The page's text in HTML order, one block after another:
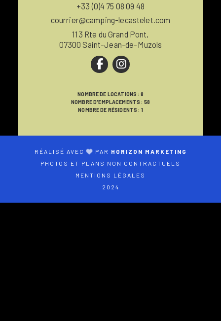
+33 (0)4 75 08 09 48
courrier@camping-lecastelet.com
113 Rte du Grand Pont,
07300 Saint-Jean-de-Muzols
NOMBRE DE LOCATIONS : 8
NOMBRE D'EMPLACEMENTS : 58
NOMBRE DE RÉSIDENTS : 1
RÉALISÉ AVEC PAR HORIZON MARKETING
PHOTOS ET PLANS NON CONTRACTUELS
MENTIONS LÉGALES
2024